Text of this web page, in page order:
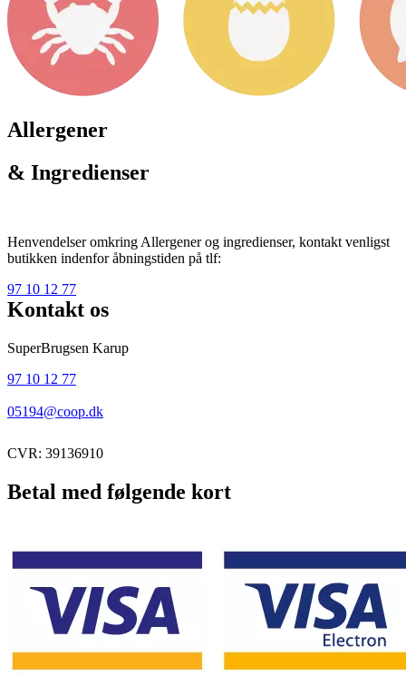
Allergener
& Ingredienser
Henvendelser omkring Allergener og ingredienser, kontakt venligst
butikken indenfor åbningstiden på tlf:
97 10 12 77
Kontakt os
SuperBrugsen Karup
97 10 12 77
05194@coop.dk
CVR: 39136910
Betal med følgende kort